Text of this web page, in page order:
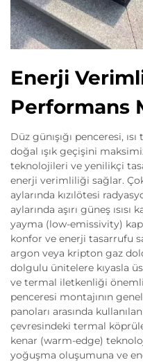
Enerji
Performans
Düz günışığı penceresi,
doğal ışık geçişini
teknolojileri ve yenilikçi
enerji verimliliği sağlar.
aylarında kızılötesi
aylarında aşırı güneş ısısı
yayma (low-emissivity)
konfor ve enerji tasarrufu
argon veya kripton gaz
dolgulu ünitelere kıyasla
ve termal iletkenliği önemli
penceresi montajının
panoları arasında
çevresindeki termal
kenar (warm-edge)
yoğuşma oluşumuna ve